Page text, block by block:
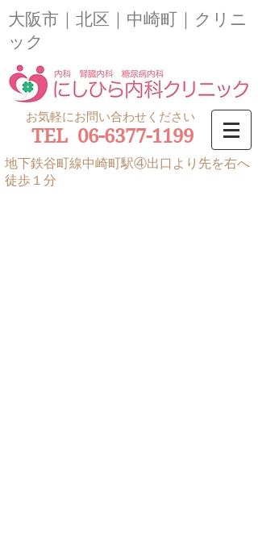
大阪市｜北区｜中崎町｜クリニ
ック
TEL 06-6377-1199
お気軽にお問い合わせください
地下鉄谷町線中崎町駅④出口より先を右へ
徒歩１分